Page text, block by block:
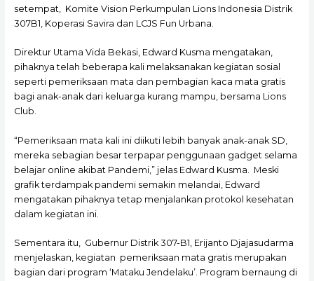
setempat, Komite Vision Perkumpulan Lions Indonesia Distrik
307B1, Koperasi Savira dan LCJS Fun Urbana.
Direktur Utama Vida Bekasi, Edward Kusma mengatakan,
pihaknya telah beberapa kali melaksanakan kegiatan sosial
seperti pemeriksaan mata dan pembagian kaca mata gratis
bagi anak-anak dari keluarga kurang mampu, bersama Lions
Club.
“Pemeriksaan mata kali ini diikuti lebih banyak anak-anak SD,
mereka sebagian besar terpapar penggunaan gadget selama
belajar online akibat Pandemi,” jelas Edward Kusma. Meski
grafik terdampak pandemi semakin melandai, Edward
mengatakan pihaknya tetap menjalankan protokol kesehatan
dalam kegiatan ini.
Sementara itu, Gubernur Distrik 307-B1, Erijanto Djajasudarma
menjelaskan, kegiatan pemeriksaan mata gratis merupakan
bagian dari program ‘Mataku Jendelaku’. Program bernaung di